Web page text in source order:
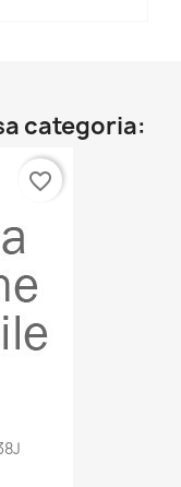
categoria:
favorite_border